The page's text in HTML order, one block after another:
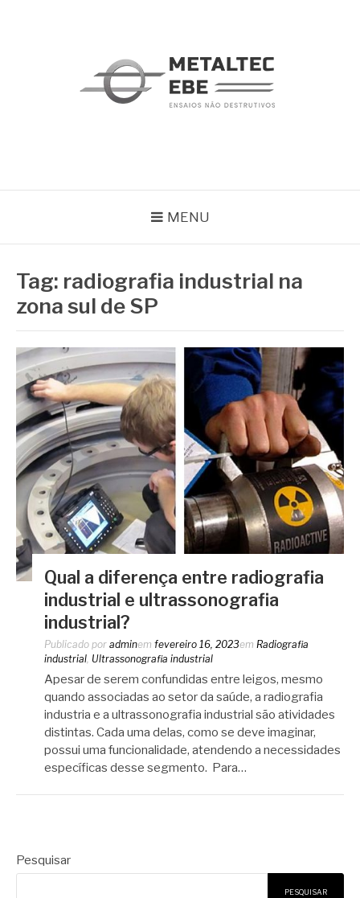
MENU
Tag: radiografia industrial na
zona sul de SP
Qual a diferença entre radiografia
industrial e ultrassonografia
industrial?
Publicado por adminem fevereiro 16, 2023em Radiografia
industrial Ultrassonografia industrial
Apesar de serem confundidas entre leigos, mesmo
quando associadas ao setor da saúde, a radiografia
industria e a ultrassonografia industrial são atividades
distintas. Cada uma delas, como se deve imaginar,
possui uma funcionalidade, atendendo a necessidades
específicas desse segmento. Para…
Pesquisar
PESQUISAR